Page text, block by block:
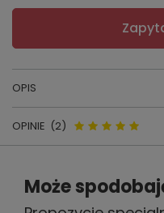
OPIS
Szlafrok De
Uszyty z
pięknie układa się
OPINIE (2)
Opinie o 942
De
Może